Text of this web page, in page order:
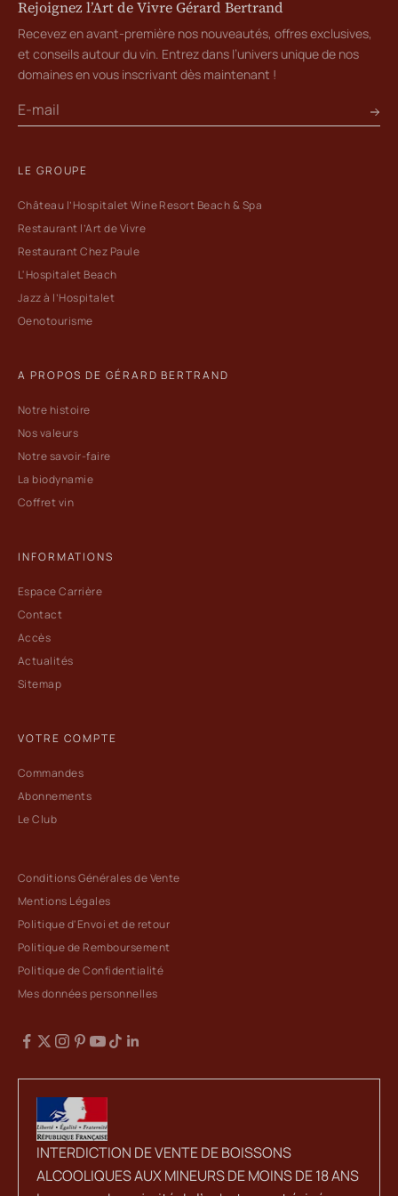
Rejoignez l’Art de Vivre Gérard Bertrand
Recevez en avant-première nos nouveautés, offres exclusives,
et conseils autour du vin. Entrez dans l’univers unique de nos
domaines en vous inscrivant dès maintenant !
LE GROUPE
Château l’Hospitalet Wine Resort Beach & Spa
Restaurant l’Art de Vivre
Restaurant Chez Paule
L'Hospitalet Beach
Jazz à l’Hospitalet
Oenotourisme
A PROPOS DE GÉRARD BERTRAND
Notre histoire
Nos valeurs
Notre savoir-faire
La biodynamie
Coffret vin
INFORMATIONS
Espace Carrière
Contact
Accès
Actualités
Sitemap
VOTRE COMPTE
Commandes
Abonnements
Le Club
Conditions Générales de Vente
Mentions Légales
Politique d'Envoi et de retour
Politique de Remboursement
Politique de Confidentialité
Mes données personnelles
INTERDICTION DE VENTE DE BOISSONS
ALCOOLIQUES AUX MINEURS DE MOINS DE 18 ANS